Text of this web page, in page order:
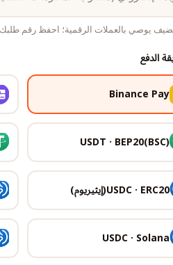
يوصي بالعملات الرقمية؛ احفظ رقم
الدفع
Binance Pay
USDT · BEP20(BSC)
USDC · ERC20(إيثيريوم)
USDC · Solana